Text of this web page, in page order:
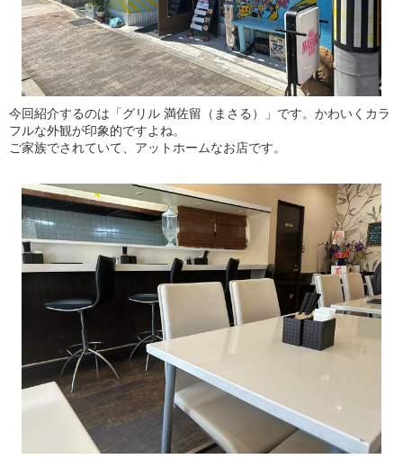
今回紹介するのは「グリル 満佐留（まさる）」です。かわいくカラ
フルな外観が印象的ですよね。
ご家族でされていて、アットホームなお店です。